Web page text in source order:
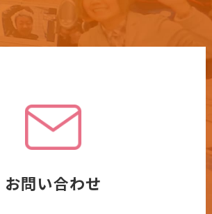
お問い合わせ